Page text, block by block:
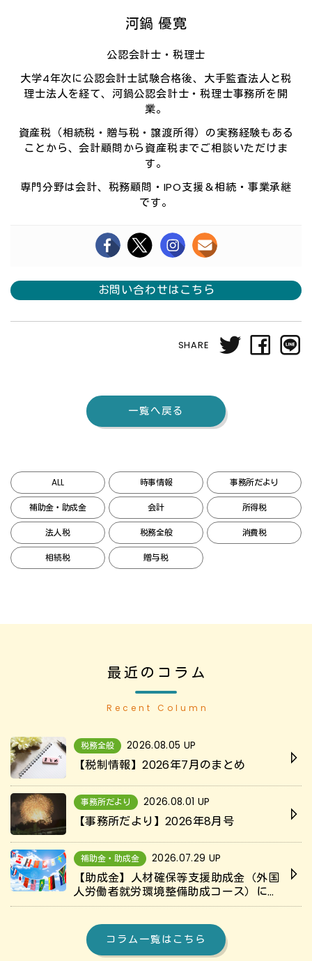
河鍋 優寛
公認会計士・税理士
大学4年次に公認会計士試験合格後、大手監査法人と税
理士法人を経て、河鍋公認会計士・税理士事務所を開
業。
資産税（相続税・贈与税・譲渡所得）の実務経験もある
ことから、会計顧問から資産税までご相談いただけま
す。
専門分野は会計、税務顧問・IPO支援＆相続・事業承継
です。
お問い合わせはこちら
SHARE
一覧へ戻る
ALL 時事情報 事務所だより
補助金・助成金 会計 所得税
法人税 税務全般 消費税
相続税 贈与税
最近のコラム
Recent Column
税務全般 2026.08.05 UP
【税制情報】2026年7月のまとめ
事務所だより 2026.08.01 UP
【事務所だより】2026年8月号
補助金・助成金 2026.07.29 UP
【助成金】人材確保等支援助成金（外国
人労働者就労環境整備助成コース）につ
いて解説
コラム一覧はこちら